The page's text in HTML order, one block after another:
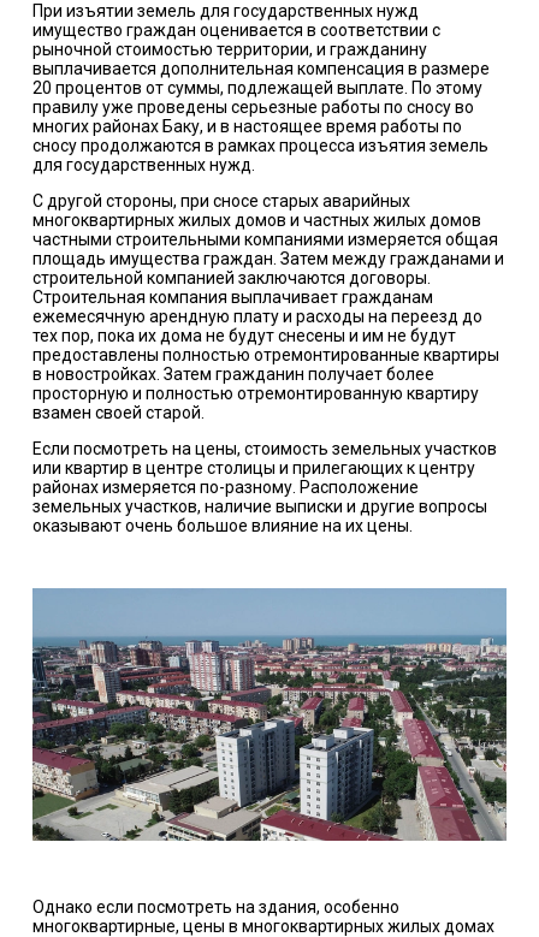
При изъятии земель для государственных нужд
имущество граждан оценивается в соответствии с
рыночной стоимостью территории, и гражданину
выплачивается дополнительная компенсация в размере
20 процентов от суммы, подлежащей выплате. По этому
правилу уже проведены серьезные работы по сносу во
многих районах Баку, и в настоящее время работы по
сносу продолжаются в рамках процесса изъятия земель
для государственных нужд.
С другой стороны, при сносе старых аварийных
многоквартирных жилых домов и частных жилых домов
частными строительными компаниями измеряется общая
площадь имущества граждан. Затем между гражданами и
строительной компанией заключаются договоры.
Строительная компания выплачивает гражданам
ежемесячную арендную плату и расходы на переезд до
тех пор, пока их дома не будут снесены и им не будут
предоставлены полностью отремонтированные квартиры
в новостройках. Затем гражданин получает более
просторную и полностью отремонтированную квартиру
взамен своей старой.
Если посмотреть на цены, стоимость земельных участков
или квартир в центре столицы и прилегающих к центру
районах измеряется по-разному. Расположение
земельных участков, наличие выписки и другие вопросы
оказывают очень большое влияние на их цены.
Однако если посмотреть на здания, особенно
многоквартирные, цены в многоквартирных жилых домах